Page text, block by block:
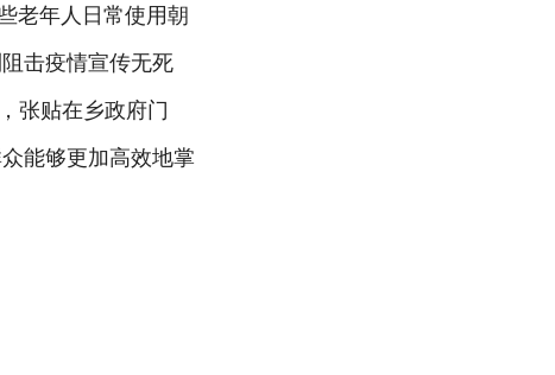
老年人日常使用朝
击疫情宣传无死
张贴在乡政府门
能够更加高效地掌